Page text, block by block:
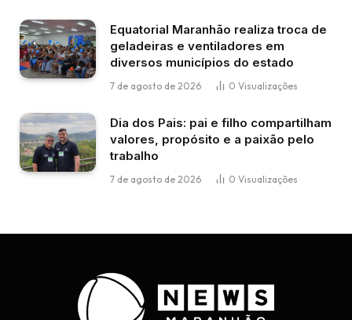
Equatorial Maranhão realiza troca de
geladeiras e ventiladores em
diversos municípios do estado
7 de agosto de 2026 0 Visualizações
Dia dos Pais: pai e filho compartilham
valores, propósito e a paixão pelo
trabalho
7 de agosto de 2026 0 Visualizações